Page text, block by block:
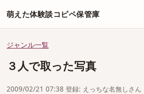
萌えた体験談コピペ保管庫
ジャンル一覧
３人で取った写真
2009/02/21 07:38 登録: えっちな名無しさん